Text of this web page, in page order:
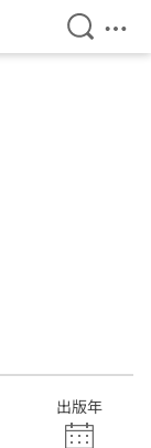
検索を
メ
出版年